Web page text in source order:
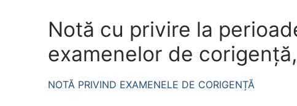
Notă cu privire la
examenelor de
NOTĂ PRIVIND EXAMENELE DE CORIGENȚĂ